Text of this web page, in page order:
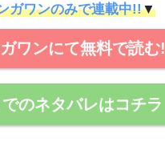
ガワンのみで連載中!!▼
ワンにて無料で読む!
のネタバレはコチラ